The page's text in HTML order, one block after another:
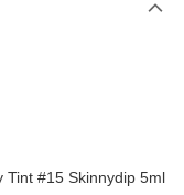
Tint #15 Skinnydip 5ml